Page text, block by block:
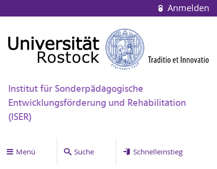
Anmelden
Institut für Sonderpädagogische
Entwicklungsförderung und Rehabilitation
(ISER)
Menü Suche Schnelleinstieg